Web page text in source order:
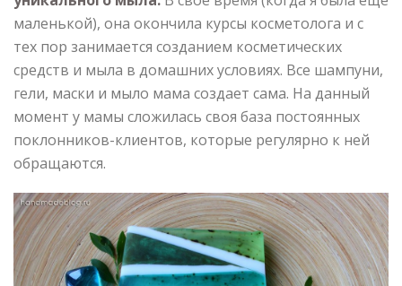
маленькой), она окончила курсы косметолога и с
тех пор занимается созданием косметических
средств и мыла в домашних условиях. Все шампуни,
гели, маски и мыло мама создает сама. На данный
момент у мамы сложилась своя база постоянных
поклонников-клиентов, которые регулярно к ней
обращаются.